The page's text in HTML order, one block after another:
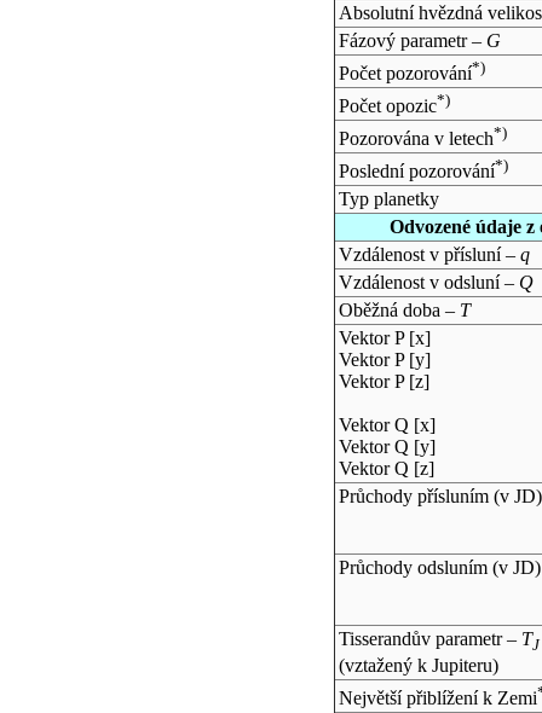
Absolutní hvězdná
Fázový parametr – G
Počet pozorování*)
Počet opozic*)
Pozorována v letech*)
Poslední pozorování*)
Typ planetky
Odvozené údaje
Vzdálenost v přísluní – q
Vzdálenost v odsluní – Q
Oběžná doba – T
Vektor P [x]
Vektor P [y]
Vektor P [z]
Vektor Q [x]
Vektor Q [y]
Vektor Q [z]
Průchody přísluním (v JD)
Průchody odsluním (v JD)
Tisserandův parametr – TJ
(vztažený k Jupiteru)
Největší přiblížení k Zemi